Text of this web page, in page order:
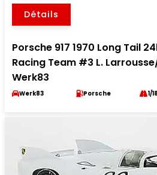
Détails
Porsche 917 1970 Long Tail
Racing Team #3 L.
Werk83
Werk83 Porsche 1/18